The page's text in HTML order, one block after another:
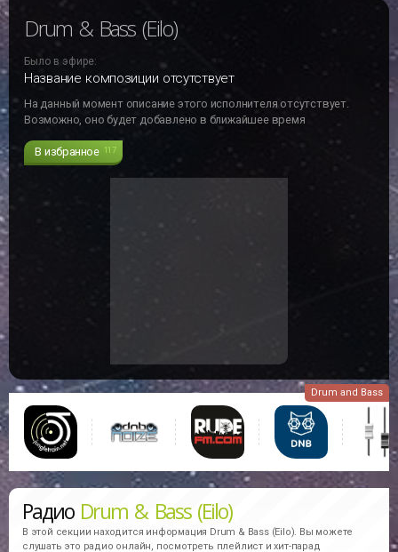
Drum & Bass (Eilo)
Было в эфире:
Название композиции отсутствует
На данный момент описание этого исполнителя отсутствует.
Возможно, оно будет добавлено в ближайшее время
В избранное 117
Drum and Bass
Радио Drum & Bass (Eilo)
В этой секции находится информация Drum & Bass (Eilo). Вы можете
слушать это радио онлайн, посмотреть плейлист и хит-парад